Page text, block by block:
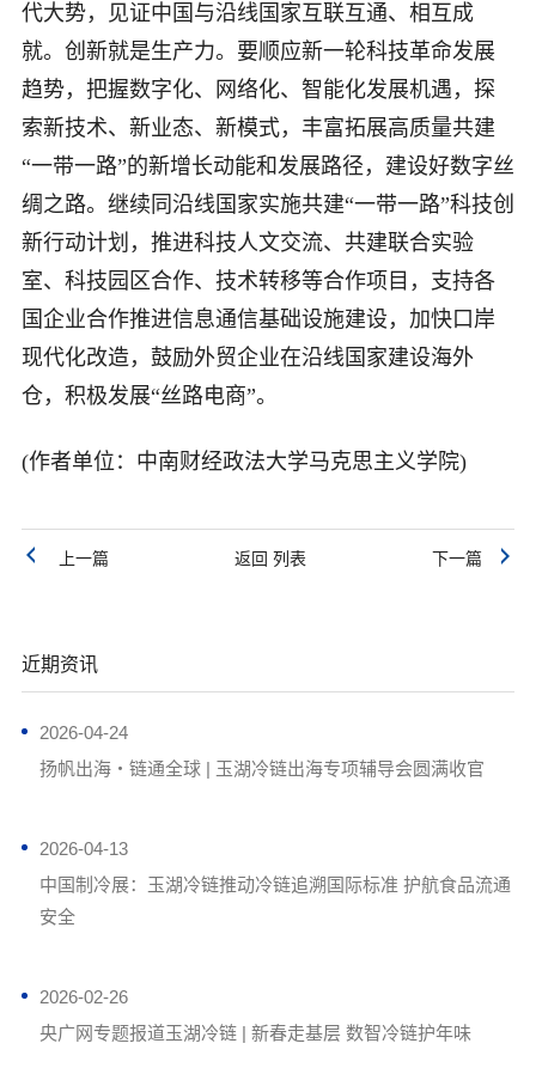
代大势，见证中国与沿线国家互联互通、相互成
就。创新就是生产力。要顺应新一轮科技革命发展
趋势，把握数字化、网络化、智能化发展机遇，探
索新技术、新业态、新模式，丰富拓展高质量共建
“一带一路”的新增长动能和发展路径，建设好数字丝
绸之路。继续同沿线国家实施共建“一带一路”科技创
新行动计划，推进科技人文交流、共建联合实验
室、科技园区合作、技术转移等合作项目，支持各
国企业合作推进信息通信基础设施建设，加快口岸
现代化改造，鼓励外贸企业在沿线国家建设海外
仓，积极发展“丝路电商”。
(作者单位：中南财经政法大学马克思主义学院)
上一篇 返回 列表 下一篇
近期资讯
2026-04-24
扬帆出海・链通全球 | 玉湖冷链出海专项辅导会圆满收官
2026-04-13
中国制冷展：玉湖冷链推动冷链追溯国际标准 护航食品流通
安全
2026-02-26
央广网专题报道玉湖冷链 | 新春走基层 数智冷链护年味